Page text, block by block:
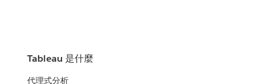
Tableau 是什麼
代理式分析